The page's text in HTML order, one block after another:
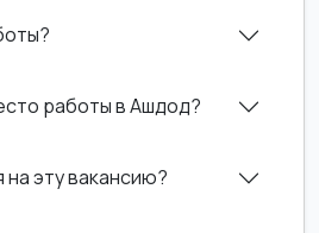
работы в Ашдод?
на эту вакансию?